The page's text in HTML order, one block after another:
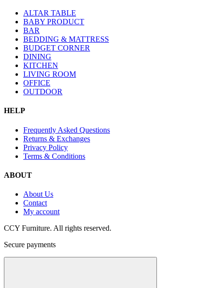
ALTAR TABLE
BABY PRODUCT
BAR
BEDDING & MATTRESS
BUDGET CORNER
DINING
KITCHEN
LIVING ROOM
OFFICE
OUTDOOR
HELP
Frequently Asked Questions
Returns & Exchanges
Privacy Policy
Terms & Conditions
ABOUT
About Us
Contact
My account
CCY Furniture. All rights reserved.
Secure payments